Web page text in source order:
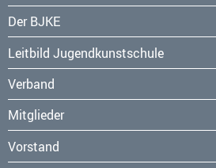
Navigation
überspringen
Der BJKE
Leitbild Jugendkunstschule
Verband
Mitglieder
Vorstand